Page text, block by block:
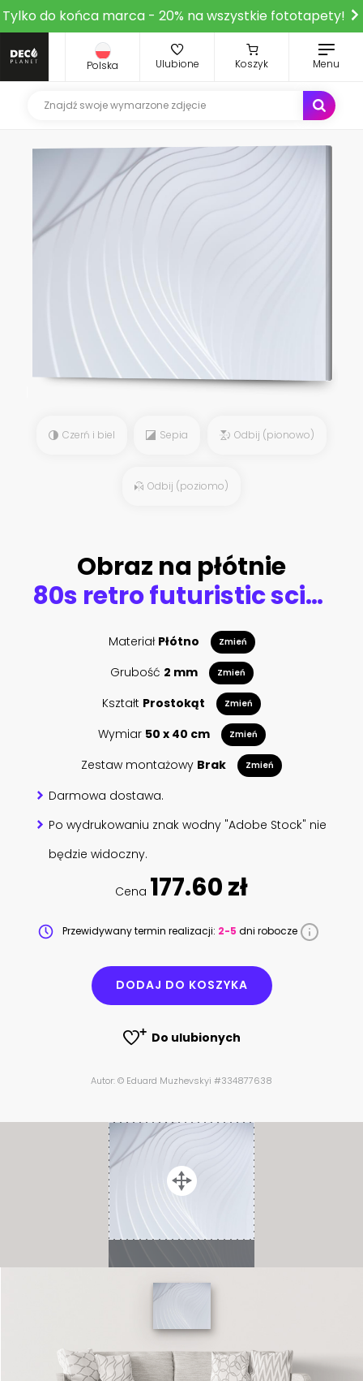
Tylko do końca marca - 20% na wszystkie fototapety!
Polska Ulubione Koszyk Menu
Czerń i biel Sepia Odbij (pionowo)
Odbij (poziomo)
Obraz na płótnie
80s retro futuristic sci-fi background. Retrowave VJ videogame landscape with neon lights and low poly terrain grid. Stylized vintage cyberpunk vaporwave 3D render with mountains, sun and stars. 4K
Materiał Płótno Zmień
Grubość 2 mm Zmień
Kształt Prostokąt Zmień
Wymiar 50 x 40 cm Zmień
Zestaw montażowy Brak Zmień
Darmowa dostawa.
Po wydrukowaniu znak wodny "Adobe Stock" nie
będzie widoczny.
Cena 177.60 zł
Przewidywany termin realizacji: 2-5 dni robocze
DODAJ DO KOSZYKA
Do ulubionych
Autor: © Eduard Muzhevskyi #334877638